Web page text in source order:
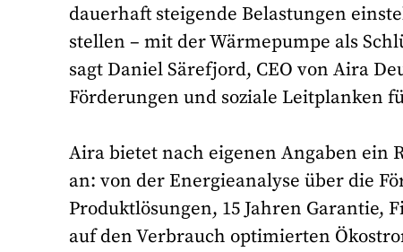
dauerhaft steigende Belastungen
stellen – mit der Wärmepumpe als
sagt Daniel Särefjord, CEO von Aira
Förderungen und soziale Leitplanken
Aira bietet nach eigenen Angaben ein
an: von der Energieanalyse über die
Produktlösungen, 15 Jahren
auf den Verbrauch optimierten